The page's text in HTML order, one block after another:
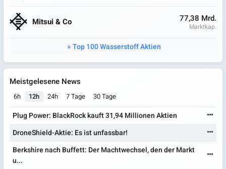
Mitsui & Co 77,38 Mrd.
Marktkap.
Top 100 Wasserstoff Aktien
Meistgelesene News
6h 12h 24h 7 Tage 30 Tage
Plug Power: BlackRock kauft 31,94 Millionen Aktien
DroneShield-Aktie: Es ist unfassbar!
Berkshire nach Buffett: Der Machtwechsel, den der Markt
u...